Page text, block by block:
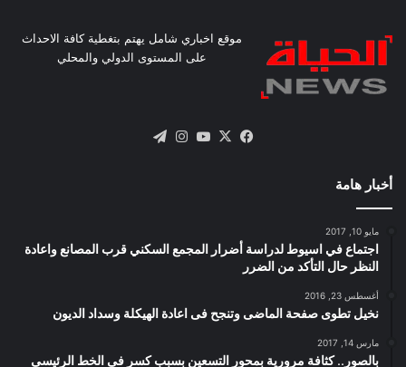
موقع اخباري شامل يهتم بتغطية كافة الاحداث
على المستوى الدولي والمحلي
فيسبوك
X يوتيوبانستقرام
أخبار هامة
مايو 10, 2017
اجتماع في اسيوط لدراسة أضرار المجمع السكني قرب المصانع واعادة
النظر حال التأكد من الضرر
أغسطس 23, 2016
نخيل تطوى صفحة الماضى وتنجح فى اعادة الهيكلة وسداد الديون
مارس 14, 2017
بالصور.. كثافة مرورية بمحور التسعين بسبب كسر فى الخط الرئيسى